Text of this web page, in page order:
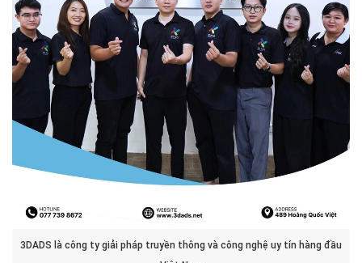
3DADS là công ty giải pháp truyền thông và công nghệ uy tín hàng đầu